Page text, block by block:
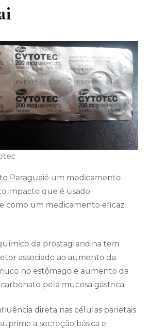
Paraguaié um medicamento
impacto que é usado
como um medicamento eficaz
da prostaglandina tem
associado ao aumento da
no estômago e aumento da
pela mucosa gástrica.
direta nas células parietais
a secreção básica e